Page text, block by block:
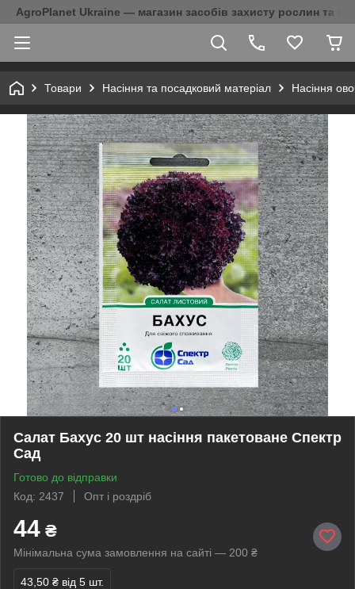
AgroPlanet Ukraine — магазин засобів захисту рослин та
Товари Насіння та посадковий матеріал Насіння
Салат Бахус 20 шт насіння пакетоване Спектр
Сад
Готово до відправки
Код: 2437
Опт і роздріб
44 ₴
Мінімальна сума замовлення на сайті — 200 ₴
43,50 ₴ від 5 шт.